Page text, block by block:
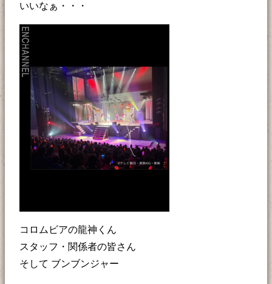
いいなぁ・・・
コロムビアの龍神くん
スタッフ・関係者の皆さん
そして ブンブンジャー